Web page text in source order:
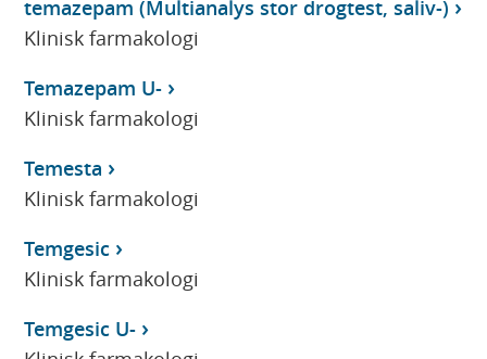
temazepam (Multianalys stor drogtest, saliv-)
Klinisk farmakologi
Temazepam U-
Klinisk farmakologi
Temesta
Klinisk farmakologi
Temgesic
Klinisk farmakologi
Temgesic U-